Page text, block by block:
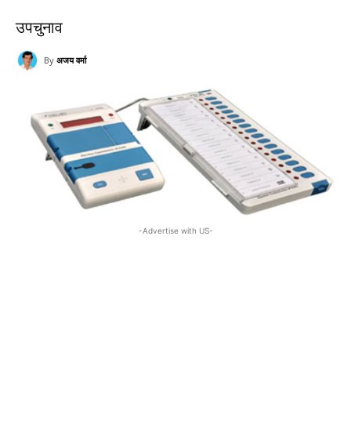
उपचुनाव
By अजय वर्मा
-Advertise with US-